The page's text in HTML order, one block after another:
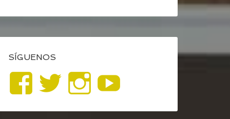
SÍGUENOS
Ver
perfil
Ver
perfil
Ver
perfil